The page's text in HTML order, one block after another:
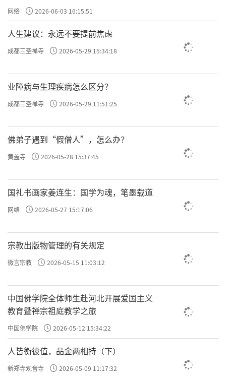
许方勇解读《了凡四训》（十）
许方勇解读《了凡四训》（十一）
许方勇解读《了凡四训》（十二）
许方勇解读《了凡四训》（十三）
许方勇解读《了凡四训》（十六）
许方勇解读《了凡四训》（十八）
许方勇解读《了凡四训》（十九）
许方勇解读《了凡四训》（二十）
许方勇解读《了凡四训》（二三）
许方勇解读《了凡四训》（二四）
许方勇解读《了凡四训》（二五）
许方勇解读《了凡四训》（二六）
网络 2026-06-03 16:15:51
人生建议：永远不要提前焦虑
成都三圣禅寺 2026-05-29 15:34:18
业障病与生理疾病怎么区分？
成都三圣禅寺 2026-05-29 11:51:25
佛弟子遇到“假僧人”，怎么办？
黄盖寺 2026-05-28 15:37:45
国礼书画家姜连生：国学为魂，笔墨载道
网络 2026-05-27 15:17:06
宗教出版物管理的有关规定
微言宗教 2026-05-15 11:03:12
中国佛学院全体师生赴河北开展爱国主义
教育暨禅宗祖庭教学之旅
中国佛学院 2026-05-12 15:34:22
人皆衡彼值，品金两相持（下）
新郑寺观音寺 2026-05-09 11:17:32